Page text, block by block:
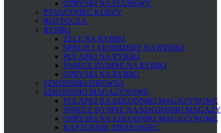
OPRYSKI NA PLUSKWY
PTASZYNIEC KURZY
ROZTOCZA
RYBIKI
ŻELE NA RYBIKI
SPREJE I ATOMIZERY NA RYBIKI
PUŁAPKI NA RYBIKI
ŚWIECE DYMNE NA RYBIKI
OPRYSKI NA RYBIKI
SZKODNIKI DREWNA
SZKODNIKI MAGAZYNOWE
PUŁAPKI NA SZKODNIKI MAGAZYNOWE
ŚWIECE DYMNE NA SZKODNIKI
OPRYSKI NA SZKODNIKI MAGAZYNOWE
KAPTURNIK ZBOŻOWIEC